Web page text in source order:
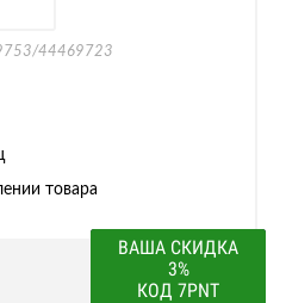
ВАША СКИДКА
3%
КОД 7PNT
44469723
товара